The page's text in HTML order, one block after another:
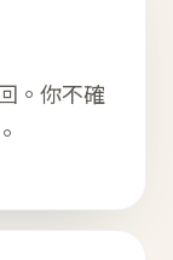
。你不確